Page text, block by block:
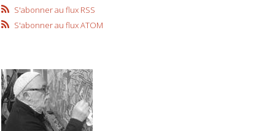
S'abonner au flux RSS
S'abonner au flux ATOM